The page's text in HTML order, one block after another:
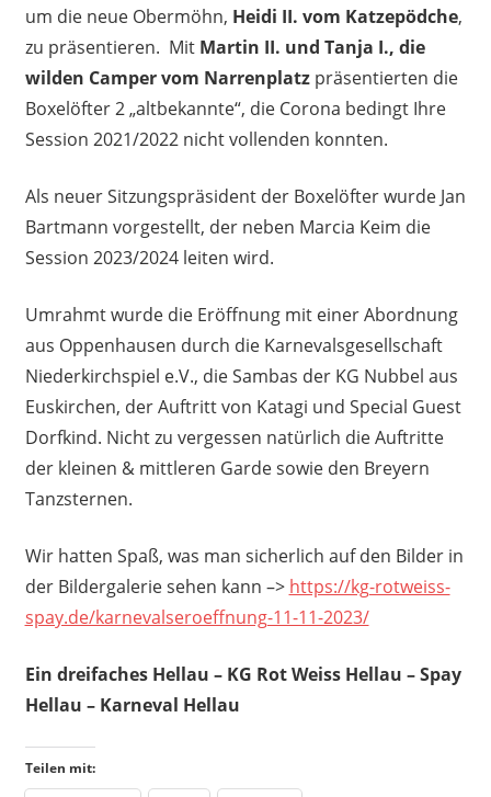
um die neue Obermöhn, Heidi II. vom Katzepödche,
zu präsentieren. Mit Martin II. und Tanja I., die
wilden Camper vom Narrenplatzpräsentierten die
Boxelöfter 2 „altbekannte“, die Corona bedingt Ihre
Session 2021/2022 nicht vollenden konnten.
Als neuer Sitzungspräsident der Boxelöfter wurde Jan
Bartmann vorgestellt, der neben Marcia Keim die
Session 2023/2024 leiten wird.
Umrahmt wurde die Eröffnung mit einer Abordnung
aus Oppenhausen durch die Karnevalsgesellschaft
Niederkirchspiel e.V., die Sambas der KG Nubbel aus
Euskirchen, der Auftritt von Katagi und Special Guest
Dorfkind. Nicht zu vergessen natürlich die Auftritte
der kleinen & mittleren Garde sowie den Breyern
Tanzsternen.
Wir hatten Spaß, was man sicherlich auf den Bilder in
der Bildergalerie sehen kann –> https://kg-rotweiss-
spay.de/karnevalseroeffnung-11-11-2023/
Ein dreifaches Hellau – KG Rot Weiss Hellau – Spay
Hellau – Karneval Hellau
Teilen mit: